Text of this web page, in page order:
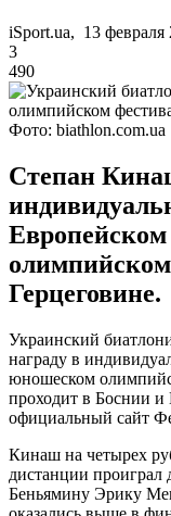
iSport.ua, 13 февраля
3
490
Фото: biathlon.com.ua
Степан
Герцеговине.
Украинский
награду в
юношеском
проходит в Боснии и
официальный сайт
Кинаш на четырех
дистанции проиграл
Беньямину Эрику